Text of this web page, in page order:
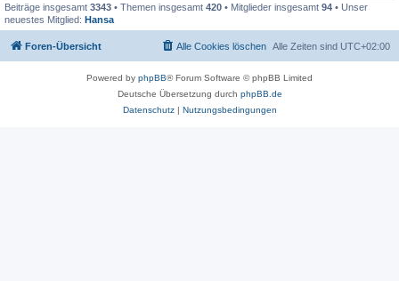
Beiträge insgesamt 3343 • Themen insgesamt 420 • Mitglieder insgesamt 94 • Unser
neuestes Mitglied: Hansa
Foren-Übersicht Alle Zeiten sind UTC+02:00
Alle Cookies löschen
Powered by phpBB® Forum Software © phpBB Limited
Deutsche Übersetzung durch phpBB.de
Datenschutz| Nutzungsbedingungen